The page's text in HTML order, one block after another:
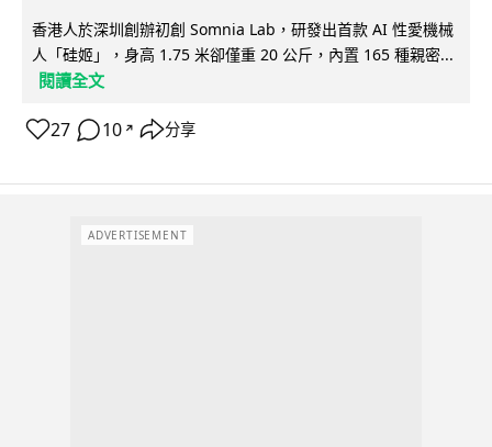
香港人於深圳創辦初創 Somnia Lab，研發出首款 AI 性愛機械
人「硅姬」，身高 1.75 米卻僅重 20 公斤，內置 165 種親密...
閱讀全文
27 10 ↗ 分享
ADVERTISEMENT